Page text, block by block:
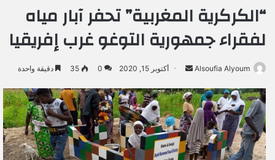
“الكركرية المغربية” تحفر آبار مياه
لفقراء جمهورية التوغو غرب إفريقيا
Alsoufia Alyoum
س
ل
ب
ر
ي
أكتوبر 15, 2020 0
35 دقيقة واحدة